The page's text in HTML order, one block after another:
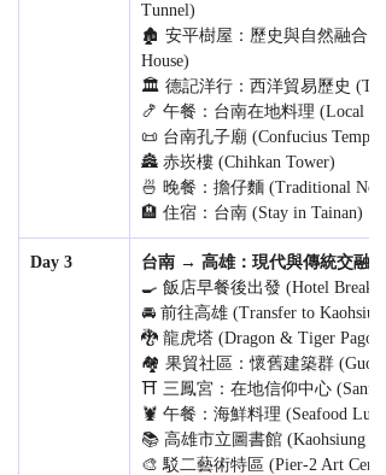
Tunnel)
🏚️ 安平樹屋：歷史與自然融合
House)
🏛️ 德記洋行：西洋貿易歷史 (Tait
🍤 午餐：台南在地料理 (Local
📜 台南孔子廟 (Confucius Temple)
🏯 赤崁樓 (Chihkan Tower)
🍜 晚餐：擔仔麵 (Traditional
🏨 住宿：台南 (Stay in Tainan)
Day 3
台南 → 高雄：現代與傳統交融
🍳 飯店早餐後出發 (Hotel
🚘 前往高雄 (Transfer to
🐉 龍虎塔 (Dragon & Tiger
🏘️ 果貿社區：懷舊建築群
⛩️ 三鳳宮：在地信仰中心
🦞 午餐：海鮮料理 (Seafood
📚 高雄市立圖書館 (Kaohsiung
🎨 駁二藝術特區 (Pier-2 Art